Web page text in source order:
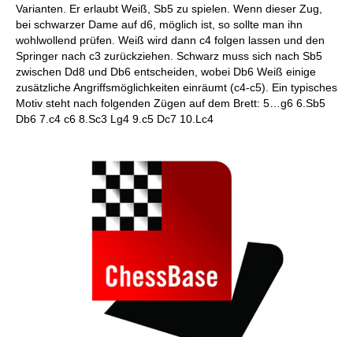
Varianten. Er erlaubt Weiß, Sb5 zu spielen. Wenn dieser Zug,
bei schwarzer Dame auf d6, möglich ist, so sollte man ihn
wohlwollend prüfen. Weiß wird dann c4 folgen lassen und den
Springer nach c3 zurückziehen. Schwarz muss sich nach Sb5
zwischen Dd8 und Db6 entscheiden, wobei Db6 Weiß einige
zusätzliche Angriffsmöglichkeiten einräumt (c4-c5). Ein typisches
Motiv steht nach folgenden Zügen auf dem Brett: 5…g6 6.Sb5
Db6 7.c4 c6 8.Sc3 Lg4 9.c5 Dc7 10.Lc4